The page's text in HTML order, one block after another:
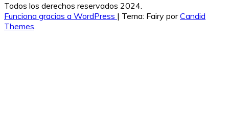
Todos los derechos reservados 2024.
Funciona gracias a WordPress | Tema: Fairy porCandid
Themes.